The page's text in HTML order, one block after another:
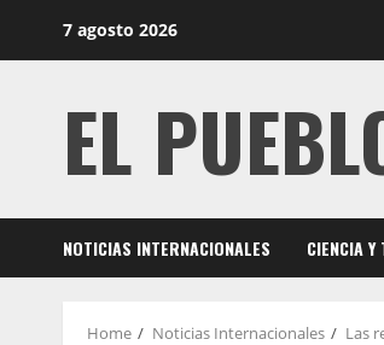
7 agosto 2026
EL
NOTICIAS INTERNACIONALES CIENCIA Y
Home Noticias Internacionales Las